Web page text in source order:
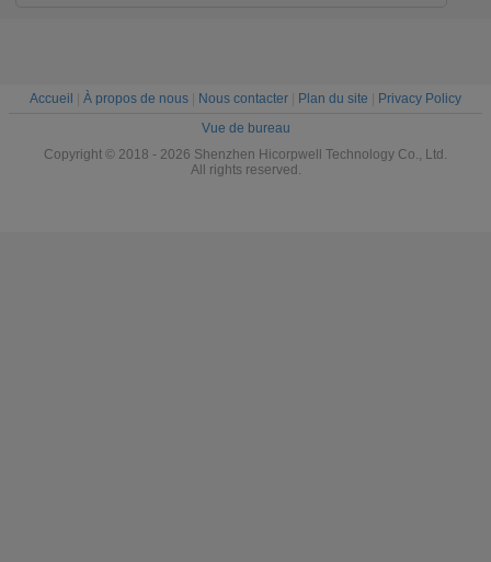
Accueil À propos de nous Nous contacter Plan du site
Privacy Policy
Vue de bureau
Copyright © 2018 - 2026 Shenzhen Hicorpwell Technology Co., Ltd.
All rights reserved.